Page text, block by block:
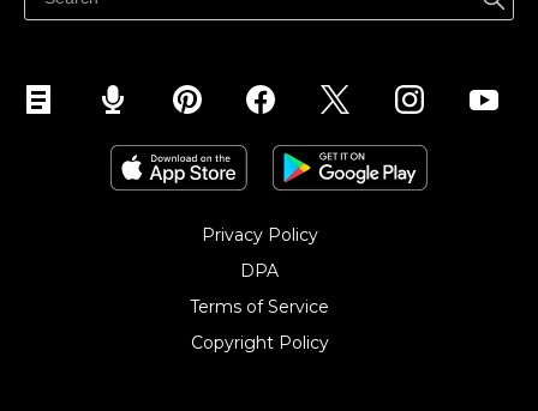
Kiểm soát mọi thứ
Privacy Policy
DPA
Terms of Service
Copyright Policy‎